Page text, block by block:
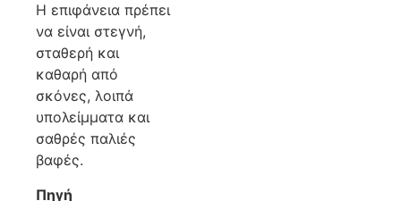
Η επιφάνεια πρέπει
να είναι στεγνή,
σταθερή και
καθαρή από
σκόνες, λοιπά
υπολείμματα και
σαθρές παλιές
βαφές.
Πηγή